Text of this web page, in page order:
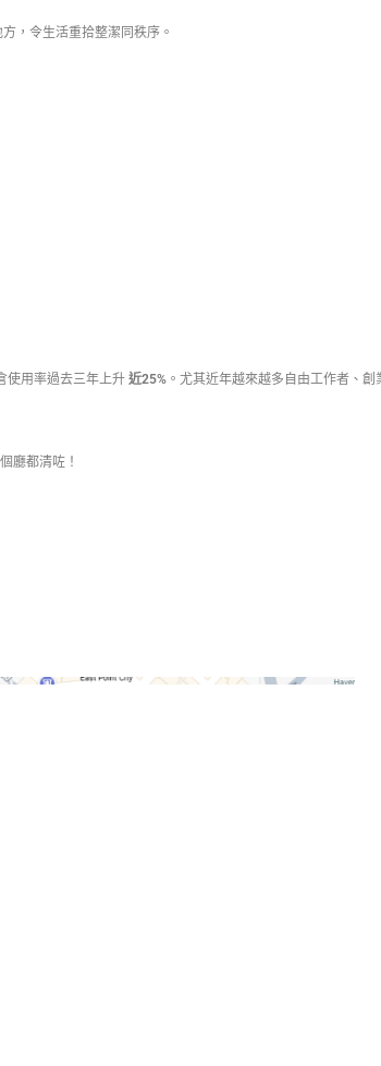
，令生活重拾整潔同秩序。
使用率過去三年上升 近25% 。尤其近年越來越多自由工作者、創
廳都清咗！